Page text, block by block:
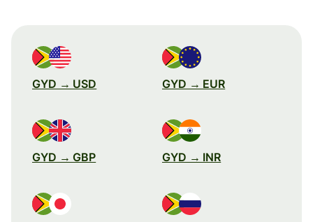
GYD → USD GYD → EUR
GYD → GBP GYD → INR